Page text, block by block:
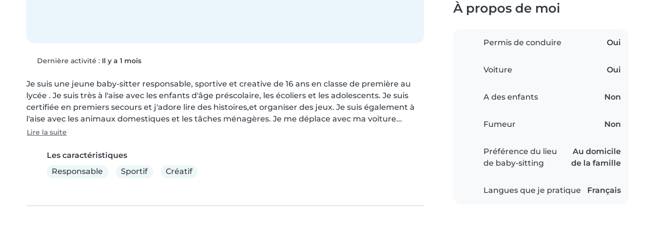
Dernière activité : Il y a 1 mois
Je suis une jeune baby-sitter responsable, sportive et creative de 16 ans en classe de première au
lycée . Je suis très à l'aise avec les enfants d'âge préscolaire, les écoliers et les adolescents. Je suis
certifiée en premiers secours et j'adore lire des histoires,et organiser des jeux. Je suis également à
l'aise avec les animaux domestiques et les tâches ménagères. Je me déplace avec ma voiture...
Lire la suite
Les caractéristiques
Responsable
Sportif Créatif
À propos de moi
Permis de conduire Oui
Voiture Oui
A des enfants Non
Fumeur Non
Préférence du lieu
de baby-sitting
Au domicile
de la famille
Langues que je pratique Français